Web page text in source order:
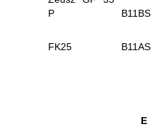
P
B11BS
FK25 B11AS
E